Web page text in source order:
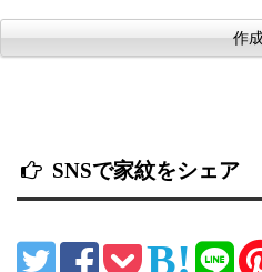
SNSで家紋をシェア